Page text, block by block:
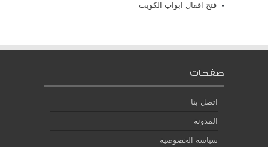
فتح اقفال ابواب الكويت
صفحات
اتصل بنا
المدونة
سياسة الخصوصية